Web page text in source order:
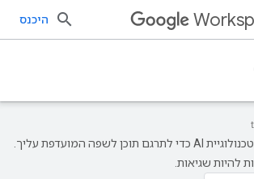
היכנס
‫Google משתמשת בטכנולוגיית AI כדי לתרגם תוכן לשפה המועדפת עליך.
להיות שגיאות.